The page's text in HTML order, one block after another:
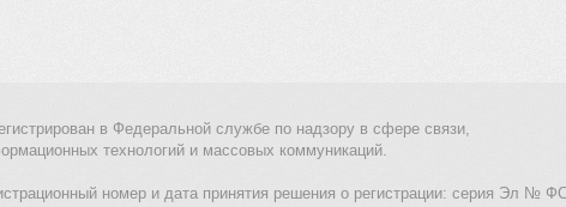
в Федеральной службе по надзору в сфере связи,
технологий и массовых коммуникаций.
номер и дата принятия решения о регистрации: серия Эл №